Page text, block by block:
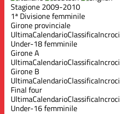
Stagione 2009-2010
1ª Divisione femminile
Girone provinciale
UltimaCalendarioClassificaIncroci
Under-18 femminile
Girone A
UltimaCalendarioClassificaIncroci
Girone B
UltimaCalendarioClassificaIncroci
Final four
UltimaCalendarioClassificaIncroci
Under-16 femminile